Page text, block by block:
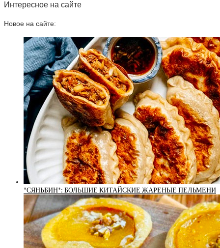
Интересное на сайте
Новое на сайте:
*СЯНЬБИН*: БОЛЬШИЕ КИТАЙСКИЕ ЖАРЕНЫЕ ПЕЛЬМЕНИ